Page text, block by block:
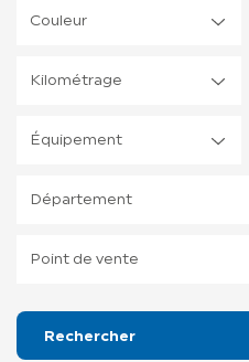
CONTACT
TOUT SAVOIR
LIGIER GROUP
Couleur
Kilométrage
Équipement
Département
Point de vente
Rechercher